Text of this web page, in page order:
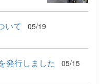
いて 05/19
発行しました 05/15